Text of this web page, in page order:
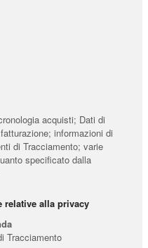
acquisti; Dati di
informazioni di
di Tracciamento; varie
specificato dalla
relative alla privacy
Tracciamento